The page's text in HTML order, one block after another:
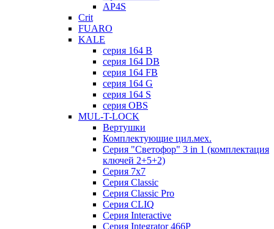
AP4S
Crit
FUARO
KALE
серия 164 B
серия 164 DB
серия 164 FB
серия 164 G
серия 164 S
серия OBS
MUL-T-LOCK
Вертушки
Комплектующие цил.мех.
Серия "Светофор" 3 in 1 (комплектация
ключей 2+5+2)
Серия 7х7
Серия Classic
Серия Classic Pro
Серия CLIQ
Серия Interactive
Серия Integrator 466P